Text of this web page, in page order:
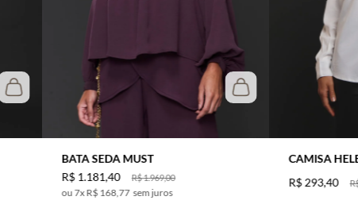
BATA SEDA MUST
R$1.969,00
R$1.181,40
7xR$ 168,77 sem juros
CAMISA
R$ 293,40